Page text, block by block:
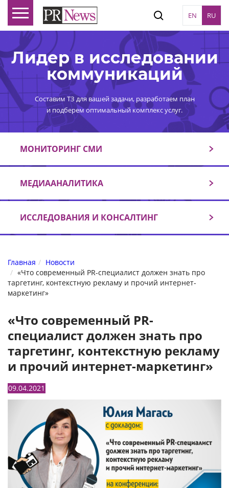
EN RU
Лидер в исследовании
коммуникаций
Составим ТЗ для вашей задачи, разработаем план
и подберем оптимальный комплекс услуг.
МОНИТОРИНГ СМИ
МЕДИААНАЛИТИКА
ИССЛЕДОВАНИЯ И КОНСАЛТИНГ
Главная
Новости
«Что современный PR-специалист должен знать про
таргетинг, контекстную рекламу и прочий интернет-
маркетинг»
«Что современный PR-
специалист должен знать про
таргетинг, контекстную рекламу
и прочий интернет-маркетинг»
09.04.2021